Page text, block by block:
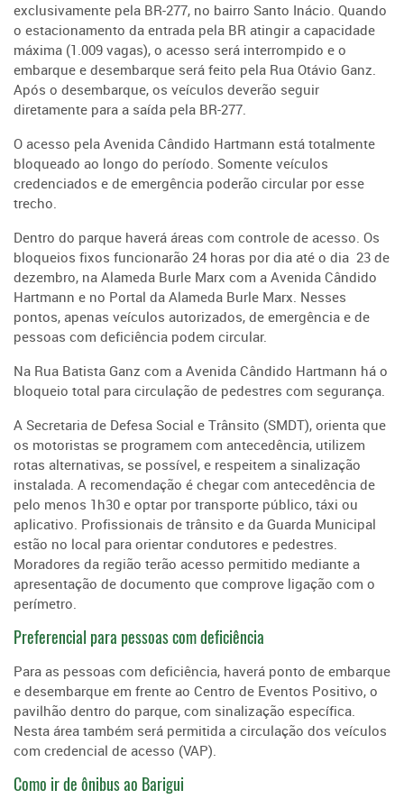
exclusivamente pela BR-277, no bairro Santo Inácio. Quando
o estacionamento da entrada pela BR atingir a capacidade
máxima (1.009 vagas), o acesso será interrompido e o
embarque e desembarque será feito pela Rua Otávio Ganz.
Após o desembarque, os veículos deverão seguir
diretamente para a saída pela BR-277.
O acesso pela Avenida Cândido Hartmann está totalmente
bloqueado ao longo do período. Somente veículos
credenciados e de emergência poderão circular por esse
trecho.
Dentro do parque haverá áreas com controle de acesso. Os
bloqueios fixos funcionarão 24 horas por dia até o dia 23 de
dezembro, na Alameda Burle Marx com a Avenida Cândido
Hartmann e no Portal da Alameda Burle Marx. Nesses
pontos, apenas veículos autorizados, de emergência e de
pessoas com deficiência podem circular.
Na Rua Batista Ganz com a Avenida Cândido Hartmann há o
bloqueio total para circulação de pedestres com segurança.
A Secretaria de Defesa Social e Trânsito (SMDT), orienta que
os motoristas se programem com antecedência, utilizem
rotas alternativas, se possível, e respeitem a sinalização
instalada. A recomendação é chegar com antecedência de
pelo menos 1h30 e optar por transporte público, táxi ou
aplicativo. Profissionais de trânsito e da Guarda Municipal
estão no local para orientar condutores e pedestres.
Moradores da região terão acesso permitido mediante a
apresentação de documento que comprove ligação com o
perímetro.
Preferencial para pessoas com deficiência
Para as pessoas com deficiência, haverá ponto de embarque
e desembarque em frente ao Centro de Eventos Positivo, o
pavilhão dentro do parque, com sinalização específica.
Nesta área também será permitida a circulação dos veículos
com credencial de acesso (VAP).
Como ir de ônibus ao Barigui